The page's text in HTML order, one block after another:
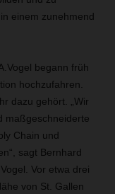
einem zunehmend
begann früh
hochzufahren.
dazu gehört. „Wir
maßgeschneiderte
Chain und
sagt Bernhard
Vor etwa drei
von St. Gallen